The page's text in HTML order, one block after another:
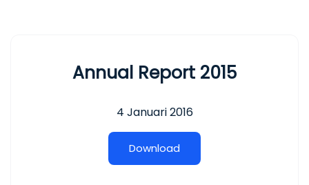
Annual Report 2015
4 Januari 2016
Download